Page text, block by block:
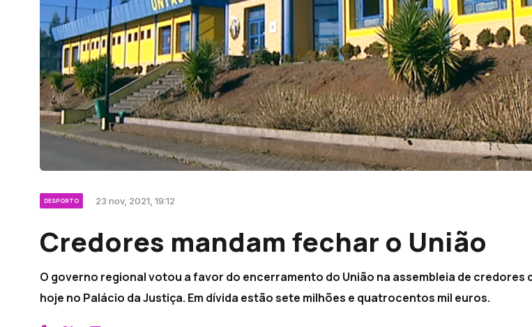
DESPORTO 23 nov, 2021, 19:12
Credores mandam fechar o União
O governo regional votou a favor do encerramento do União na assembleia de credores
hoje no Palácio da Justiça. Em dívida estão sete milhões e quatrocentos mil euros.